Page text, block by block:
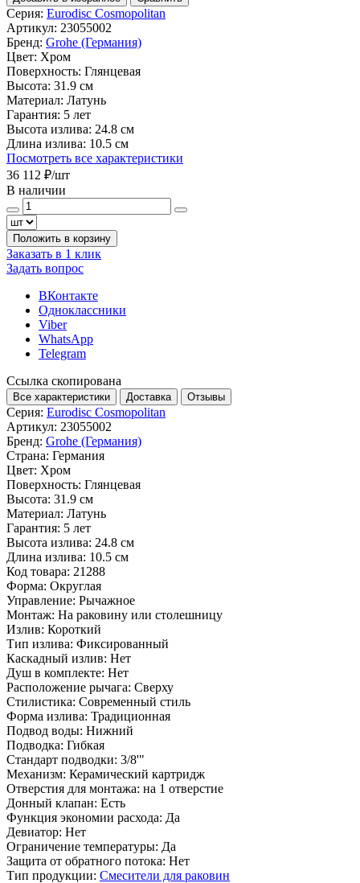
Серия: Eurodisc Cosmopolitan
Артикул: 23055002
Бренд: Grohe (Германия)
Цвет: Хром
Поверхность: Глянцевая
Высота: 31.9 см
Материал: Латунь
Гарантия: 5 лет
Высота излива: 24.8 см
Длина излива: 10.5 см
Посмотреть все характеристики
36 112 ₽/шт
В наличии
Положить в корзину
Заказать в 1 клик
Задать вопрос
ВКонтакте
Одноклассники
Viber
WhatsApp
Telegram
Ссылка скопирована
Все характеристики Доставка Отзывы
Серия: Eurodisc Cosmopolitan
Артикул: 23055002
Бренд: Grohe (Германия)
Страна: Германия
Цвет: Хром
Поверхность: Глянцевая
Высота: 31.9 см
Материал: Латунь
Гарантия: 5 лет
Высота излива: 24.8 см
Длина излива: 10.5 см
Код товара: 21288
Форма: Округлая
Управление: Рычажное
Монтаж: На раковину или столешницу
Излив: Короткий
Тип излива: Фиксированный
Каскадный излив: Нет
Душ в комплекте: Нет
Расположение рычага: Сверху
Стилистика: Современный стиль
Форма излива: Традиционная
Подвод воды: Нижний
Подводка: Гибкая
Стандарт подводки: 3/8'"
Механизм: Керамический картридж
Отверстия для монтажа: на 1 отверстие
Донный клапан: Есть
Функция экономии расхода: Да
Девиатор: Нет
Ограничение температуры: Да
Защита от обратного потока: Нет
Тип продукции: Смесители для раковин